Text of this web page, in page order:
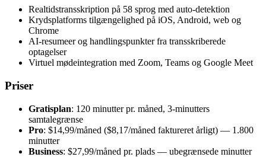
Realtidstransskription på 58 sprog med auto-detektion
Krydsplatforms tilgængelighed på iOS, Android, web og
Chrome
AI-resumeer og handlingspunkter fra transskriberede
optagelser
Virtuel mødeintegration med Zoom, Teams og Google Meet
Priser
Gratisplan: 120 minutter pr. måned, 3-minutters
samtalegrænse
Pro: $14,99/måned ($8,17/måned faktureret årligt) — 1.800
minutter
Business: $27,99/måned pr. plads — ubegrænsede minutter